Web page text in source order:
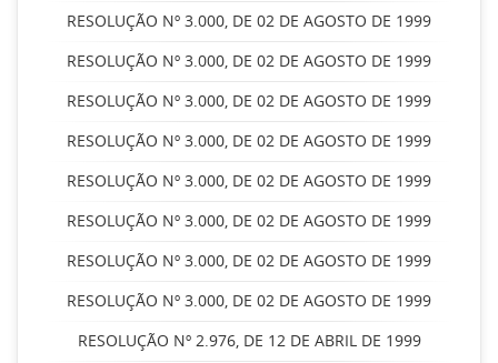
RESOLUÇÃO Nº 3.000, DE 02 DE AGOSTO DE 1999
RESOLUÇÃO Nº 3.000, DE 02 DE AGOSTO DE 1999
RESOLUÇÃO Nº 3.000, DE 02 DE AGOSTO DE 1999
RESOLUÇÃO Nº 3.000, DE 02 DE AGOSTO DE 1999
RESOLUÇÃO Nº 3.000, DE 02 DE AGOSTO DE 1999
RESOLUÇÃO Nº 3.000, DE 02 DE AGOSTO DE 1999
RESOLUÇÃO Nº 3.000, DE 02 DE AGOSTO DE 1999
RESOLUÇÃO Nº 3.000, DE 02 DE AGOSTO DE 1999
RESOLUÇÃO Nº 2.976, DE 12 DE ABRIL DE 1999